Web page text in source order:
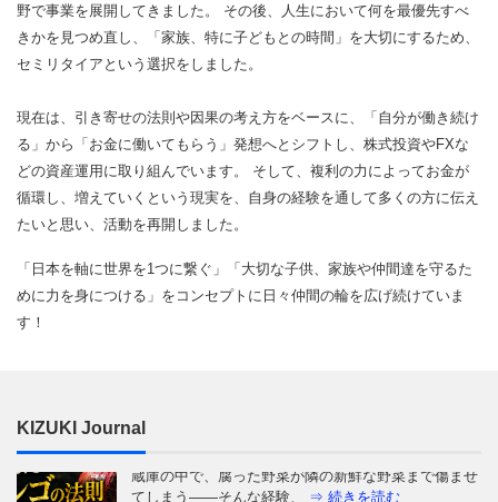
野で事業を展開してきました。 その後、人生において何を最優先すべ
きかを見つめ直し、「家族、特に子どもとの時間」を大切にするため、
セミリタイアという選択をしました。
現在は、引き寄せの法則や因果の考え方をベースに、「自分が働き続け
る」から「お金に働いてもらう」発想へとシフトし、株式投資やFXな
どの資産運用に取り組んでいます。 そして、複利の力によってお金が
循環し、増えていくという現実を、自身の経験を通して多くの方に伝え
たいと思い、活動を再開しました。
「日本を軸に世界を1つに繋ぐ」「大切な子供、家族や仲間達を守るた
めに力を身につける」をコンセプトに日々仲間の輪を広げ続けていま
す！
KIZUKI Journal
はじめに：きれいな言葉の奥に、置き去りにされてき